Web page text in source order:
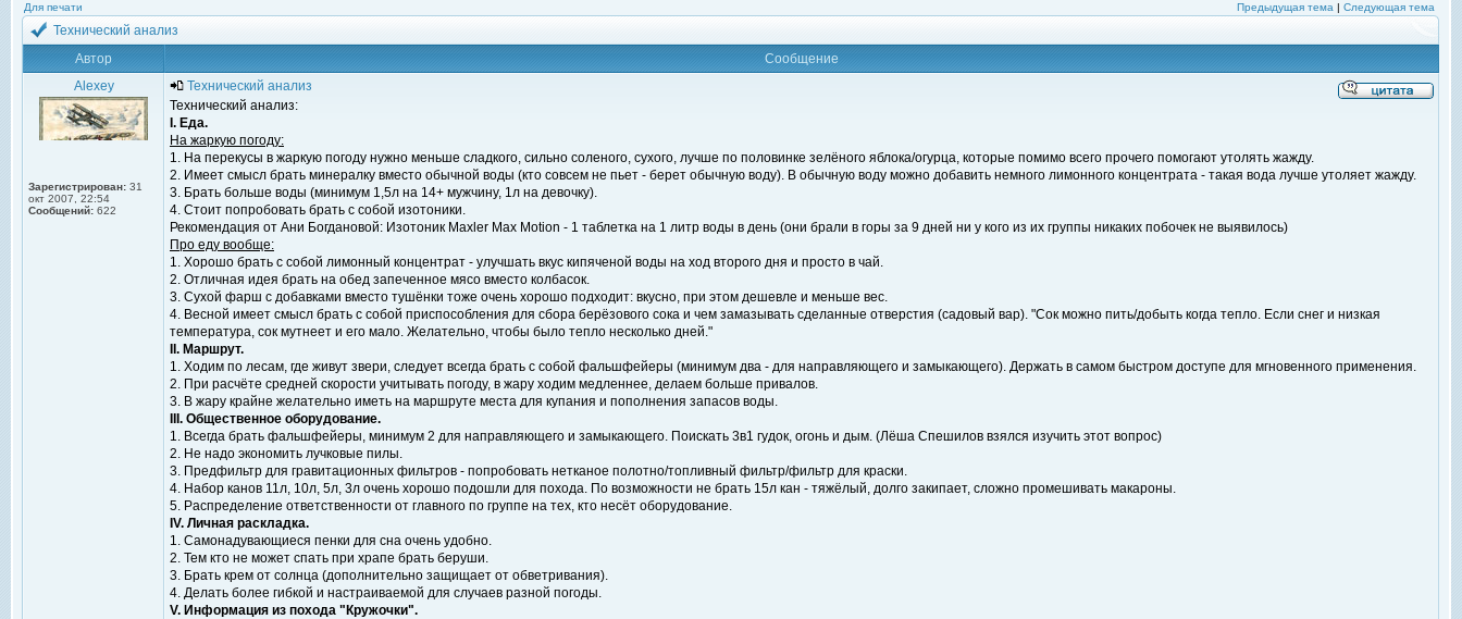
Для печати Предыдущая тема | Следующая тема
Технический анализ
Автор
Сообщение
Alexey
Зарегистрирован: 31
окт 2007, 22:54
Сообщений: 622
Технический анализ
Технический анализ:
I. Еда.
На жаркую погоду:
1. На перекусы в жаркую погоду нужно меньше сладкого, сильно соленого, сухого, лучше по половинке зелёного яблока/огурца, которые помимо всего прочего помогают утолять жажду.
2. Имеет смысл брать минералку вместо обычной воды (кто совсем не пьет - берет обычную воду). В обычную воду можно добавить немного лимонного концентрата - такая вода лучше утоляет жажду.
3. Брать больше воды (минимум 1,5л на 14+ мужчину, 1л на девочку).
4. Стоит попробовать брать с собой изотоники.
Рекомендация от Ани Богдановой: Изотоник Maxler Max Motion - 1 таблетка на 1 литр воды в день (они брали в горы за 9 дней ни у кого из их группы никаких побочек не выявилось)
Про еду вообще:
1. Хорошо брать с собой лимонный концентрат - улучшать вкус кипяченой воды на ход второго дня и просто в чай.
2. Отличная идея брать на обед запеченное мясо вместо колбасок.
3. Сухой фарш с добавками вместо тушёнки тоже очень хорошо подходит: вкусно, при этом дешевле и меньше вес.
4. Весной имеет смысл брать с собой приспособления для сбора берёзового сока и чем замазывать сделанные отверстия (садовый вар). "Сок можно пить/добыть когда тепло. Если снег и низкая
температура, сок мутнеет и его мало. Желательно, чтобы было тепло несколько дней."
II. Маршрут.
1. Ходим по лесам, где живут звери, следует всегда брать с собой фальшфейеры (минимум два - для направляющего и замыкающего). Держать в самом быстром доступе для мгновенного применения.
2. При расчёте средней скорости учитывать погоду, в жару ходим медленнее, делаем больше привалов.
3. В жару крайне желательно иметь на маршруте места для купания и пополнения запасов воды.
III. Общественное оборудование.
1. Всегда брать фальшфейеры, минимум 2 для направляющего и замыкающего. Поискать 3в1 гудок, огонь и дым. (Лёша Спешилов взялся изучить этот вопрос)
2. Не надо экономить лучковые пилы.
3. Предфильтр для гравитационных фильтров - попробовать нетканое полотно/топливный фильтр/фильтр для краски.
4. Набор канов 11л, 10л, 5л, 3л очень хорошо подошли для похода. По возможности не брать 15л кан - тяжёлый, долго закипает, сложно промешивать макароны.
5. Распределение ответственности от главного по группе на тех, кто несёт оборудование.
IV. Личная раскладка.
1. Самонадувающиеся пенки для сна очень удобно.
2. Тем кто не может спать при храпе брать беруши.
3. Брать крем от солнца (дополнительно защищает от обветривания).
4. Делать более гибкой и настраиваемой для случаев разной погоды.
V. Информация из похода "Кружочки".